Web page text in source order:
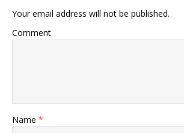
Your email address will not be published.
Comment
Name *